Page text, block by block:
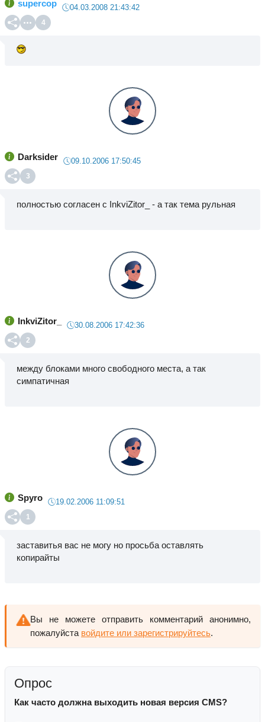
supercop 04.03.2008 21:43:42
4
Darksider 09.10.2006 17:50:45
3
полностью согласен с InkviZitor_ - а так тема рульная
InkviZitor_ 30.08.2006 17:42:36
2
между блоками много свободного места, а так
симпатичная
Spyro 19.02.2006 11:09:51
1
заставитья вас не могу но просьба оставлять
копирайты
Вы не можете отправить комментарий анонимно,
пожалуйста войдите или зарегистрируйтесь.
Опрос
Как часто должна выходить новая версия CMS?